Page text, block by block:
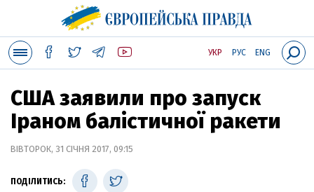
УКР РУС ENG
США заявили про запуск
Іраном балістичної ракети
ВІВТОРОК, 31 СІЧНЯ 2017, 09:15
ПОДІЛИТИСЬ: